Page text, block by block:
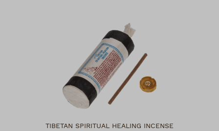
TIBETAN SPIRITUAL HEALING INCENSE